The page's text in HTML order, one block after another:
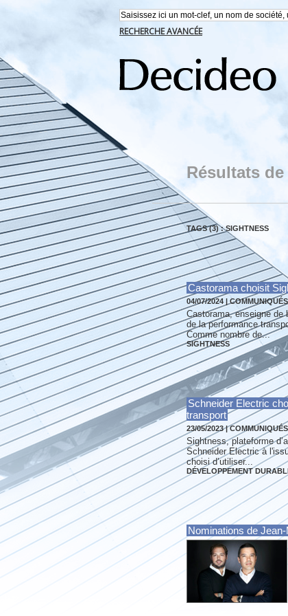
RECHERCHE AVANCÉE
Résultats
TAGS (3) : SIGHTNESS
Castorama choisit
04/07/2024 |COMMUNIQUÉS
Castorama, enseigne de
de la performance
Comme nombre de...
SIGHTNESS
Schneider Electric
transport
23/05/2023|COMMUNIQUÉS
Sightness, plateforme
Schneider Electric à
choisi d’utiliser...
DÉVELOPPEMENT
Nominations de